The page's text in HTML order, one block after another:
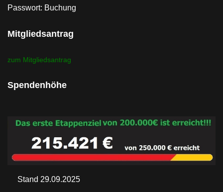
Passwort: Buchung
Mitgliedsantrag
zum Mitgliedsantrag
Spendenhöhe
Stand 29.09.2025